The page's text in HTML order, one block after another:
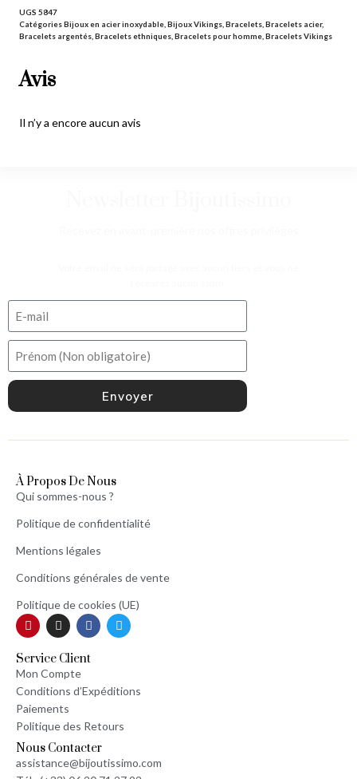
UGS 5847
CatégoriesBijoux en acier inoxydable Bijoux Vikings Bracelets Bracelets acier,
Bracelets argentés Bracelets ethniques Bracelets pour homme Bracelets Vikings
Avis
Il n’y a encore aucun avis
Envoyer
À Propos De Nous
Qui sommes-nous ?
Politique de confidentialité
Mentions légales
Conditions générales de vente
Politique de cookies (UE)
Service Client
Mon Compte
Conditions d’Expéditions
Paiements
Politique des Retours
Nous Contacter
assistance@bijoutissimo.com